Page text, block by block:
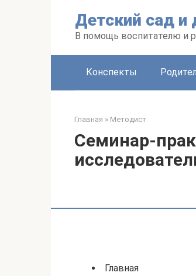
Детский сад и
В помощь воспитателю и
Конспекты
Главная » Методист
Семинар-
Главная